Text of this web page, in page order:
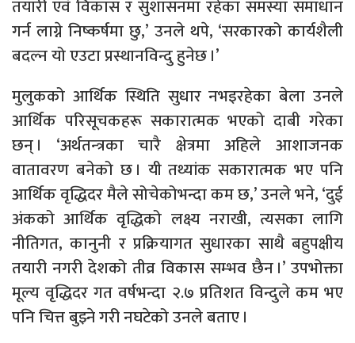
तयारी एवं विकास र सुशासनमा रहेका समस्या समाधान
गर्न लाग्ने निष्कर्षमा छु,’ उनले थपे, ‘सरकारको कार्यशैली
बदल्न यो एउटा प्रस्थानविन्दु हुनेछ ।’
मुलुकको आर्थिक स्थिति सुधार नभइरहेका बेला उनले
आर्थिक परिसूचकहरू सकारात्मक भएको दाबी गरेका
छन् । ‘अर्थतन्‍त्रका चारै क्षेत्रमा अहिले आशाजनक
वातावरण बनेको छ । यी तथ्यांक सकारात्मक भए पनि
आर्थिक वृद्धिदर मैले सोचेकोभन्दा कम छ,’ उनले भने, ‘दुई
अंकको आर्थिक वृद्धिको लक्ष्य नराखी, त्यसका लागि
नीतिगत, कानुनी र प्रक्रियागत सुधारका साथै बहुपक्षीय
तयारी नगरी देशको तीव्र विकास सम्भव छैन ।’ उपभोक्ता
मूल्य वृद्धिदर गत वर्षभन्दा २.७ प्रतिशत विन्दुले कम भए
पनि चित्त बुझ्ने गरी नघटेको उनले बताए ।